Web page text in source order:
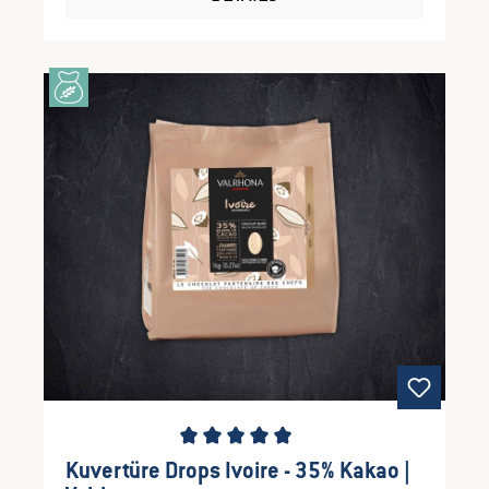
Durchschnittliche Bewertung von 5 von 5
Kuvertüre Drops Ivoire - 35% Kakao |